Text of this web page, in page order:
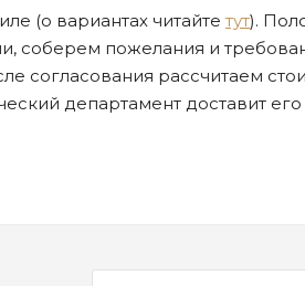
(о вариантах читайте тут).
соберем пожелания и
согласования рассчитаем
департамент доставит